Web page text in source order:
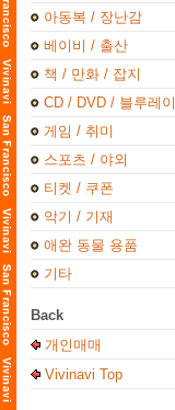
아동복 / 장난감
베이비 / 출산
책 / 만화 / 잡지
CD / DVD / 블루레이
게임 / 취미
스포츠 / 야외
티켓 / 쿠폰
악기 / 기재
애완 동물 용품
기타
Back
개인매매
Vivinavi Top